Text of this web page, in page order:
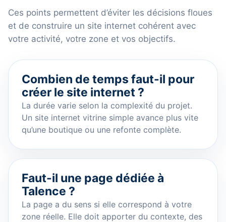
Ces points permettent d’éviter les décisions floues
et de construire un site internet cohérent avec
votre activité, votre zone et vos objectifs.
Combien de temps faut-il pour
créer le site internet ?
La durée varie selon la complexité du projet.
Un site internet vitrine simple avance plus vite
qu’une boutique ou une refonte complète.
Faut-il une page dédiée à
Talence ?
La page a du sens si elle correspond à votre
zone réelle. Elle doit apporter du contexte, des